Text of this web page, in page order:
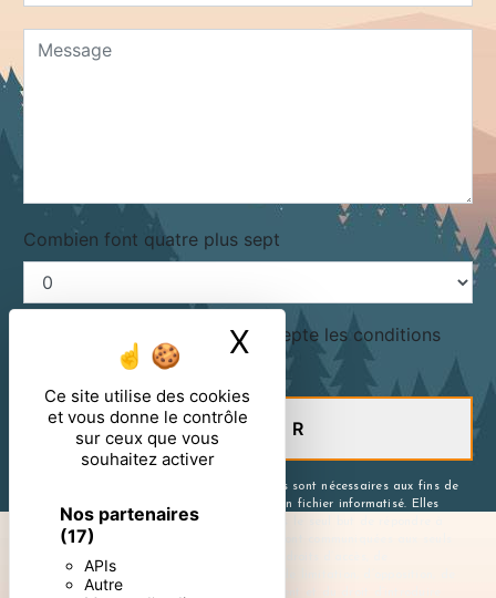
Ce site utilise des cookies
et vous donne le contrôle
sur ceux que vous
souhaitez activer
Nos partenaires
(17)
APIs
Autre
X Masquer le
Combien font quatre plus sept
En cochant cette case, j'accepte les conditions
particulières ci-dessous **
ENVOYER
** Les données personnelles communiquées sont nécessaires aux fins de
vous contacter et sont enregistrées dans un fichier informatisé. Elles
sont destinées à et ses sous-traitants dans le seul but de répondre à
votre message. Les données collectées seront communiquées aux seuls
destinataires suivants: . Vous disposez de droits d’accès, de
rectification, d’effacement, de portabilité, de limitation, d’opposition, de
retrait de votre consentement à tout moment et du droit d’introduire